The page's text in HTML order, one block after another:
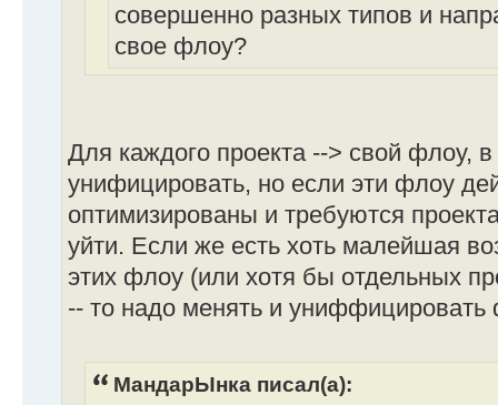
совершенно разных типов и
свое флоу?
Для каждого проекта --> свой флоу,
унифицировать, но если эти флоу
оптимизированы и требуются
уйти. Если же есть хоть малейшая
этих флоу (или хотя бы отдельных
-- то надо менять и униффицировать
МандарЫнка писал(а):